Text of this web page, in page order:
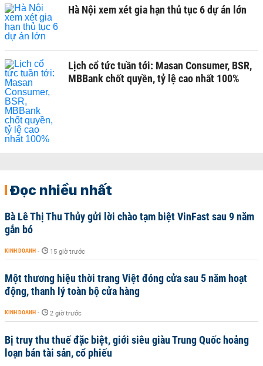
Hà Nội xem xét gia hạn thủ tục 6 dự án lớn
Lịch cổ tức tuần tới: Masan Consumer, BSR,
MBBank chốt quyền, tỷ lệ cao nhất 100%
Đọc nhiều nhất
Bà Lê Thị Thu Thủy gửi lời chào tạm biệt VinFast sau 9 năm
gắn bó
KINH DOANH - 15 giờ trước
Một thương hiệu thời trang Việt đóng cửa sau 5 năm hoạt
động, thanh lý toàn bộ cửa hàng
KINH DOANH - 2 giờ trước
Bị truy thu thuế đặc biệt, giới siêu giàu Trung Quốc hoảng
loạn bán tài sản, cổ phiếu